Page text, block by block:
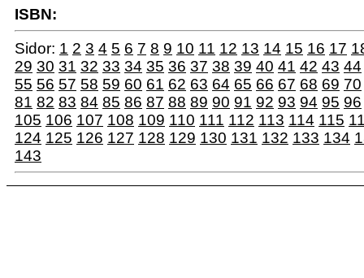
ISBN:
Sidor: 1 2 3 4 5 6 7 8 9 10 11 12 13 14 15 16 17
29 30 31 32 33 34 35 36 37 38 39 40 41 42 43 44
55 56 57 58 59 60 61 62 63 64 65 66 67 68 69 70
81 82 83 84 85 86 87 88 89 90 91 92 93 94 95 96
105 106 107 108 109 110 111 112 113 114 115
124 125 126 127 128 129 130 131 132 133 134
143